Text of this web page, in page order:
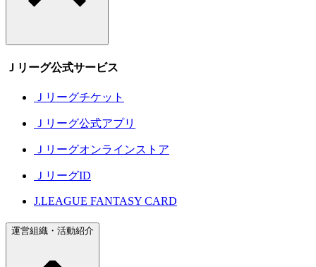
Ｊリーグ公式サービス
Ｊリーグチケット
Ｊリーグ公式アプリ
Ｊリーグオンラインストア
ＪリーグID
J.LEAGUE FANTASY CARD
運営組織・活動紹介